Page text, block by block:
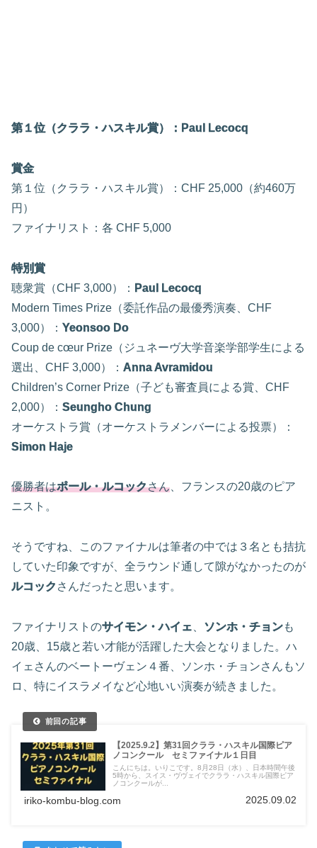
第１位（クララ・ハスキル賞）：Paul Lecocq
賞金
第１位（クララ・ハスキル賞）：CHF 25,000（約460万
円）
ファイナリスト：各 CHF 5,000
特別賞
聴衆賞（CHF 3,000）： Paul Lecocq
Modern Times Prize（委託作品の最優秀演奏、CHF
3,000）： Yeonsoo Do
Coup de cœur Prize（ジュネーヴ大学音楽学部学生による
選出、CHF 3,000）： Anna Avramidou
Children’s Corner Prize（子ども審査員による賞、CHF
2,000）： Seungho Chung
オーケストラ賞（オーケストラメンバーによる投票）：
Simon Haje
優勝者はポール・ルコックさん 、フランスの20歳のピア
ニスト。
そうですね、このファイナルは筆者の中では３名とも拮抗
していた印象ですが、全ラウンド通して隙がなかったのが
ルコック さんだったと思います。
ファイナリストのサイモン・ハイェ ソンホ・チョンも
20歳、15歳と若い才能が活躍した大会となりました。ハ
イェさんのベートーヴェン４番、ソンホ・チョンさんもソ
ロ、特にイスラメイなど心地いい演奏が続きました。
【2025.9.2】第31回クララ・ハスキル国際ピア
ノコンクール セミファイナル１日目
こんにちは。いりこです。8月28日（水）、日本時間午後
5時から、スイス・ヴヴェイでクララ・ハスキル国際ピア
ノコンクールが...
iriko-kombu-blog.com 2025.09.02